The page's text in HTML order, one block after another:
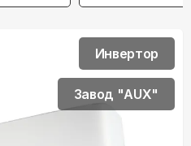
Инвертор
Завод "AUX"